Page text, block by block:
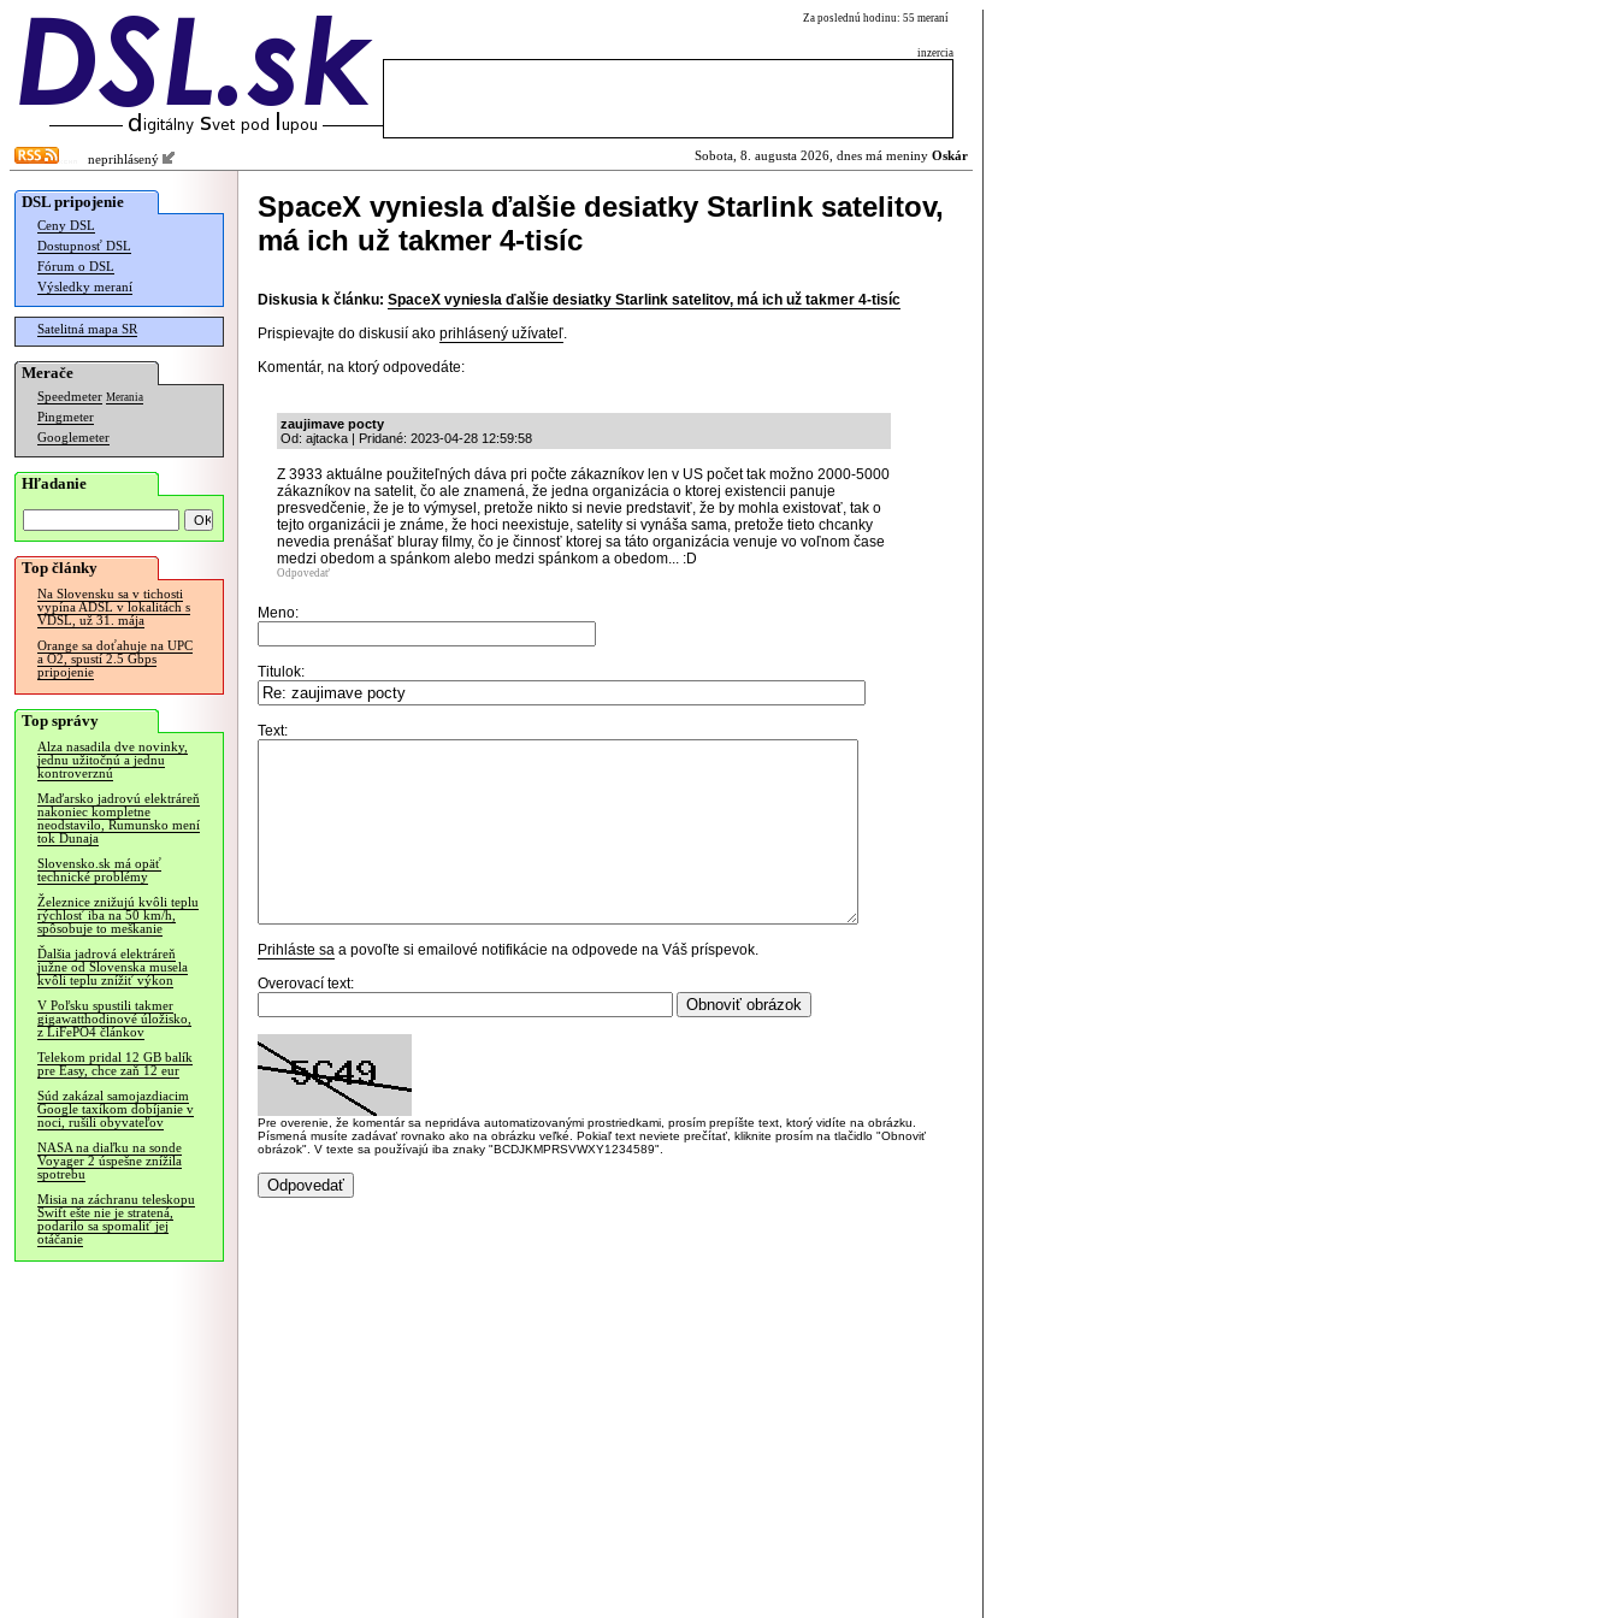
Za poslednú hodinu: 55 meraní
inzercia
neprihlásený Sobota, 8. augusta 2026, dnes má meniny Oskár
DSL pripojenie
Ceny DSL
Dostupnosť DSL
Fórum o DSL
Výsledky meraní
Satelitná mapa SR
Merače
Speedmeter Merania
Pingmeter
Googlemeter
Hľadanie
Top články
Na Slovensku sa v tichosti
vypína ADSL v lokalitách s
VDSL, už 31. mája
Orange sa doťahuje na UPC
a O2, spustí 2.5 Gbps
pripojenie
Top správy
Alza nasadila dve novinky,
jednu užitočnú a jednu
kontroverznú
Maďarsko jadrovú elektráreň
nakoniec kompletne
neodstavilo, Rumunsko mení
tok Dunaja
Slovensko.sk má opäť
technické problémy
Železnice znižujú kvôli teplu
rýchlosť iba na 50 km/h,
spôsobuje to meškanie
Ďalšia jadrová elektráreň
južne od Slovenska musela
kvôli teplu znížiť výkon
V Poľsku spustili takmer
gigawatthodinové úložisko,
z LiFePO4 článkov
Telekom pridal 12 GB balík
pre Easy, chce zaň 12 eur
Súd zakázal samojazdiacim
Google taxíkom dobíjanie v
noci, rušili obyvateľov
NASA na diaľku na sonde
Voyager 2 úspešne znížila
spotrebu
Misia na záchranu teleskopu
Swift ešte nie je stratená,
podarilo sa spomaliť jej
otáčanie
SpaceX vyniesla ďalšie desiatky Starlink satelitov,
má ich už takmer 4-tisíc
Diskusia k článku: SpaceX vyniesla ďalšie desiatky Starlink satelitov, má ich už takmer 4-tisíc
Prispievajte do diskusií ako prihlásený užívateľ.
Komentár, na ktorý odpovedáte:
zaujimave pocty
Od: ajtacka | Pridané: 2023-04-28 12:59:58
Z 3933 aktuálne použiteľných dáva pri počte zákazníkov len v US počet tak možno 2000-5000
zákazníkov na satelit, čo ale znamená, že jedna organizácia o ktorej existencii panuje
presvedčenie, že je to výmysel, pretože nikto si nevie predstaviť, že by mohla existovať, tak o
tejto organizácii je známe, že hoci neexistuje, satelity si vynáša sama, pretože tieto chcanky
nevedia prenášať bluray filmy, čo je činnosť ktorej sa táto organizácia venuje vo voľnom čase
medzi obedom a spánkom alebo medzi spánkom a obedom... :D
Odpovedať
Meno:
Titulok:
Text:
Prihláste sa a povoľte si emailové notifikácie na odpovede na Váš príspevok.
Overovací text:
Pre overenie, že komentár sa nepridáva automatizovanými prostriedkami, prosím prepíšte text, ktorý vidíte na obrázku.
Písmená musíte zadávať rovnako ako na obrázku veľké. Pokiaľ text neviete prečítať, kliknite prosím na tlačidlo "Obnoviť
obrázok". V texte sa používajú iba znaky "BCDJKMPRSVWXY1234589".